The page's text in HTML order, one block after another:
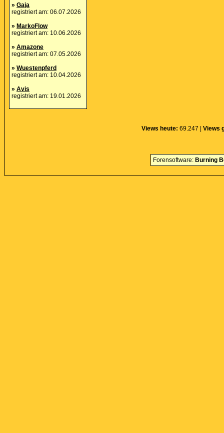
» Gaja
registriert am: 06.07.2026
» MarkoFlow
registriert am: 10.06.2026
» Amazone
registriert am: 07.05.2026
» Wuestenpferd
registriert am: 10.04.2026
» Avis
registriert am: 19.01.2026
Views heute: 69.247 | Views
Forensoftware: Burning